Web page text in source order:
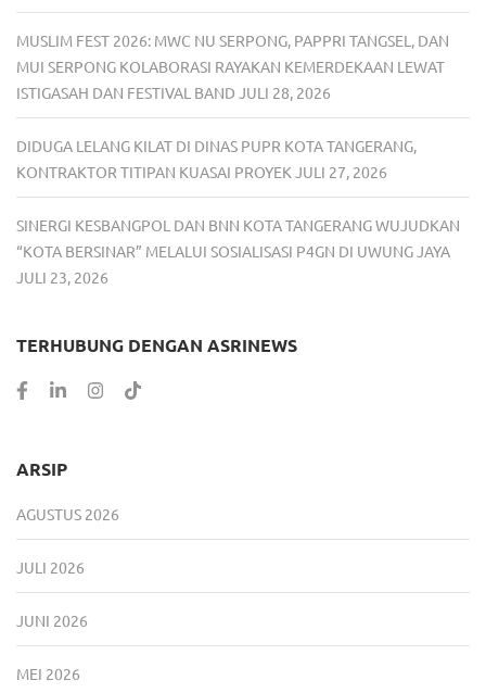
MUSLIM FEST 2026: MWC NU SERPONG, PAPPRI TANGSEL, DAN
MUI SERPONG KOLABORASI RAYAKAN KEMERDEKAAN LEWAT
ISTIGASAH DAN FESTIVAL BAND JULI 28, 2026
DIDUGA LELANG KILAT DI DINAS PUPR KOTA TANGERANG,
KONTRAKTOR TITIPAN KUASAI PROYEK JULI 27, 2026
SINERGI KESBANGPOL DAN BNN KOTA TANGERANG WUJUDKAN
“KOTA BERSINAR” MELALUI SOSIALISASI P4GN DI UWUNG JAYA
JULI 23, 2026
TERHUBUNG DENGAN ASRINEWS
ARSIP
AGUSTUS 2026
JULI 2026
JUNI 2026
MEI 2026